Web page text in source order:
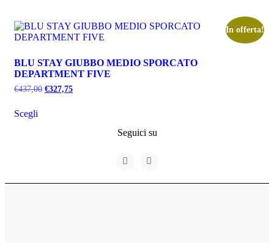
In offerta!
BLU STAY GIUBBO MEDIO SPORCATO
DEPARTMENT FIVE
€437,00 €327,75
Scegli
Seguici su